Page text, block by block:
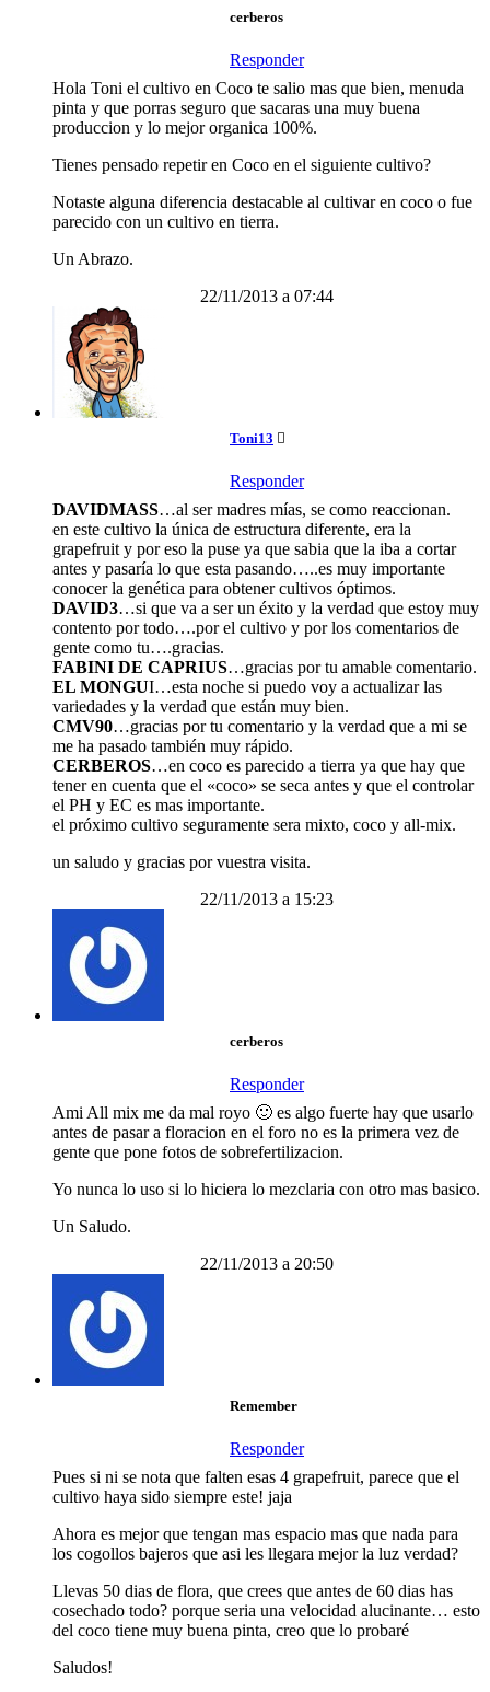
cerberos
Responder
Hola Toni el cultivo en Coco te salio mas que bien, menuda
pinta y que porras seguro que sacaras una muy buena
produccion y lo mejor organica 100%.
Tienes pensado repetir en Coco en el siguiente cultivo?
Notaste alguna diferencia destacable al cultivar en coco o fue
parecido con un cultivo en tierra.
Un Abrazo.
22/11/2013 a 07:44
Toni13
Responder
DAVIDMASS…al ser madres mías, se como reaccionan.
en este cultivo la única de estructura diferente, era la
grapefruit y por eso la puse ya que sabia que la iba a cortar
antes y pasaría lo que esta pasando…..es muy importante
conocer la genética para obtener cultivos óptimos.
DAVID3…si que va a ser un éxito y la verdad que estoy muy
contento por todo….por el cultivo y por los comentarios de
gente como tu….gracias.
FABINI DE CAPRIUS…gracias por tu amable comentario.
EL MONGUI…esta noche si puedo voy a actualizar las
variedades y la verdad que están muy bien.
CMV90…gracias por tu comentario y la verdad que a mi se
me ha pasado también muy rápido.
CERBEROS…en coco es parecido a tierra ya que hay que
tener en cuenta que el «coco» se seca antes y que el controlar
el PH y EC es mas importante.
el próximo cultivo seguramente sera mixto, coco y all-mix.
un saludo y gracias por vuestra visita.
22/11/2013 a 15:23
cerberos
Responder
Ami All mix me da mal royo 🙂 es algo fuerte hay que usarlo
antes de pasar a floracion en el foro no es la primera vez de
gente que pone fotos de sobrefertilizacion.
Yo nunca lo uso si lo hiciera lo mezclaria con otro mas basico.
Un Saludo.
22/11/2013 a 20:50
Remember
Responder
Pues si ni se nota que falten esas 4 grapefruit, parece que el
cultivo haya sido siempre este! jaja
Ahora es mejor que tengan mas espacio mas que nada para
los cogollos bajeros que asi les llegara mejor la luz verdad?
Llevas 50 dias de flora, que crees que antes de 60 dias has
cosechado todo? porque seria una velocidad alucinante… esto
del coco tiene muy buena pinta, creo que lo probaré
Saludos!